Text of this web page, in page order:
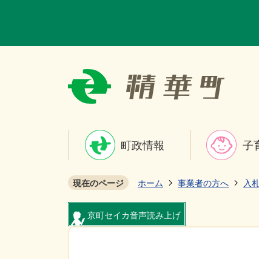
町政情報 子
現在のページ ホーム 事業者の方へ 入
京町セイカ音声読み上げ